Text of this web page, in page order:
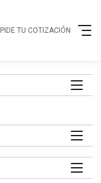
PIDE TU COTIZACIÓN